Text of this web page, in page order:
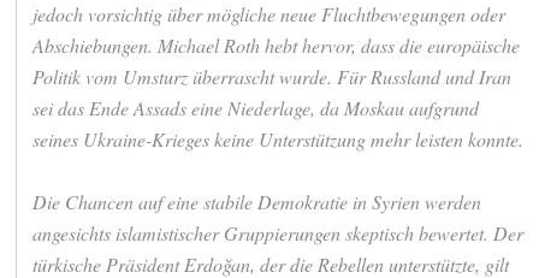
jedoch vorsichtig über mögliche neue Fluchtbewegungen oder
Abschiebungen. Michael Roth hebt hervor, dass die europäische
Politik vom Umsturz überrascht wurde. Für Russland und Iran
sei das Ende Assads eine Niederlage, da Moskau aufgrund
seines Ukraine-Krieges keine Unterstützung mehr leisten konnte.
Die Chancen auf eine stabile Demokratie in Syrien werden
angesichts islamistischer Gruppierungen skeptisch bewertet. Der
türkische Präsident Erdoğan, der die Rebellen unterstützte, gilt